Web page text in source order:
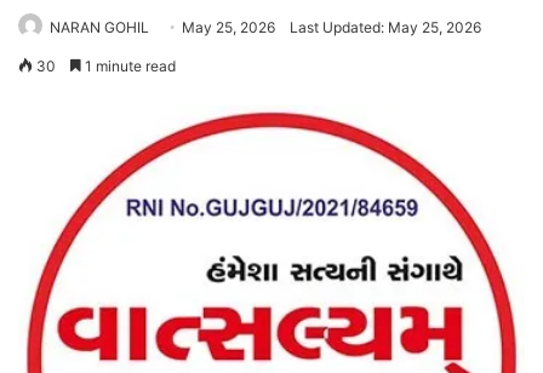
NARAN GOHIL May 25, 2026 Last Updated: May 25, 2026
30 1 minute read